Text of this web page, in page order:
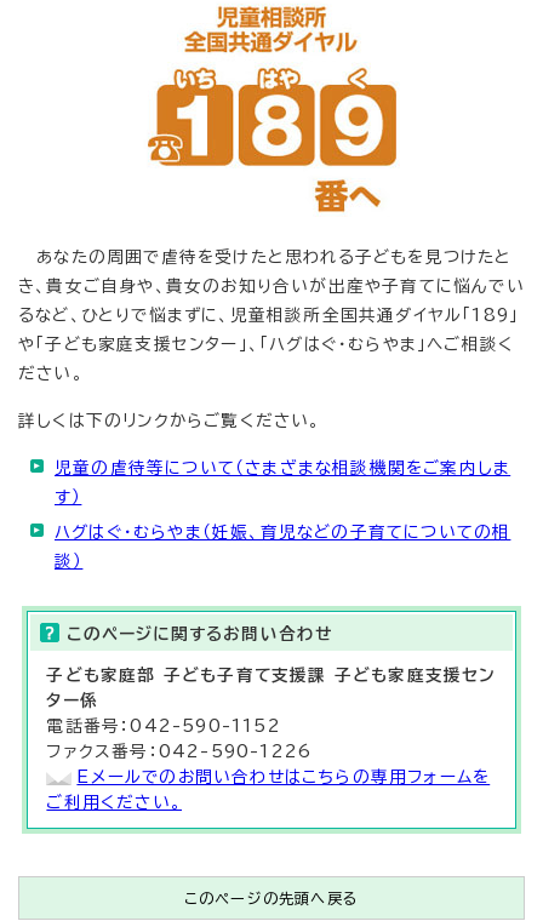
あなたの周囲で虐待を受けたと思われる子どもを見つけたと
き、貴女ご自身や、貴女のお知り合いが出産や子育てに悩んでい
るなど、ひとりで悩まずに、児童相談所全国共通ダイヤル「189」
や「子ども家庭支援センター」、「ハグはぐ・むらやま」へご相談く
ださい。
詳しくは下のリンクからご覧ください。
児童の虐待等について（さまざまな相談機関をご案内しま
す）
ハグはぐ・むらやま（妊娠、育児などの子育てについての相
談）
このページに関する お問い合わせ
子ども家庭部 子ども子育て支援課 子ども家庭支援セン
ター係
電話番号：042-590-1152
ファクス番号：042-590-1226
Eメールでのお問い合わせはこちらの専用フォームを
ご利用ください。
このページの先頭へ戻る